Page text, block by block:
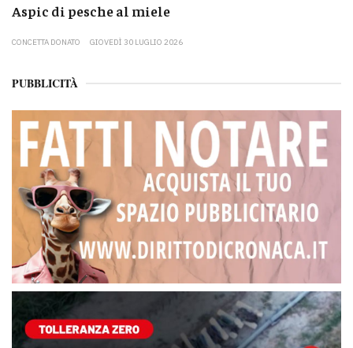
Aspic di pesche al miele
CONCETTA DONATO GIOVEDÌ 30 LUGLIO 2026
PUBBLICITÀ